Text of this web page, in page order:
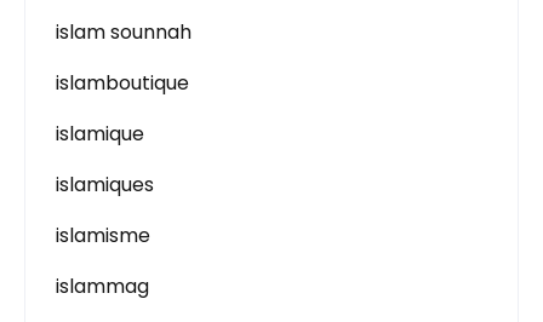
islam sounnah
islamboutique
islamique
islamiques
islamisme
islammag